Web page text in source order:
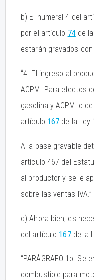
b) El numeral 4 del
por el artículo 74de la
estarán gravados
“4. El ingreso al
ACPM. Para efectos
gasolina y ACPM lo
artículo 167 de la Ley
A la base gravable
artículo 467 del
al productor y se le
sobre las ventas IVA.”
c) Ahora bien, es
del artículo 167de la
“PARÁGRAFO 1o. Se
combustible para